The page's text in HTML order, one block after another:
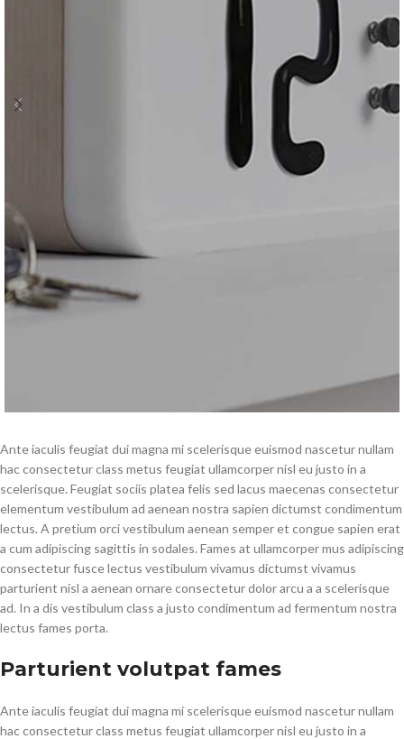
Ante iaculis feugiat dui magna mi scelerisque euismod nascetur nullam
hac consectetur class metus feugiat ullamcorper nisl eu justo in a
scelerisque. Feugiat sociis platea felis sed lacus maecenas consectetur
elementum vestibulum ad aenean nostra sapien dictumst condimentum
lectus. A pretium orci vestibulum aenean semper et congue sapien erat
a cum adipiscing sagittis in sodales. Fames at ullamcorper mus adipiscing
consectetur fusce lectus vestibulum vivamus dictumst vivamus
parturient nisl a aenean ornare consectetur dolor arcu a a scelerisque
ad. In a dis vestibulum class a justo condimentum ad fermentum nostra
lectus fames porta.
Parturient volutpat fames
Ante iaculis feugiat dui magna mi scelerisque euismod nascetur nullam
hac consectetur class metus feugiat ullamcorper nisl eu justo in a